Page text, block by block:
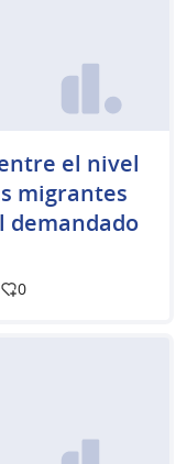
el nivel
migrantes
demandado
0